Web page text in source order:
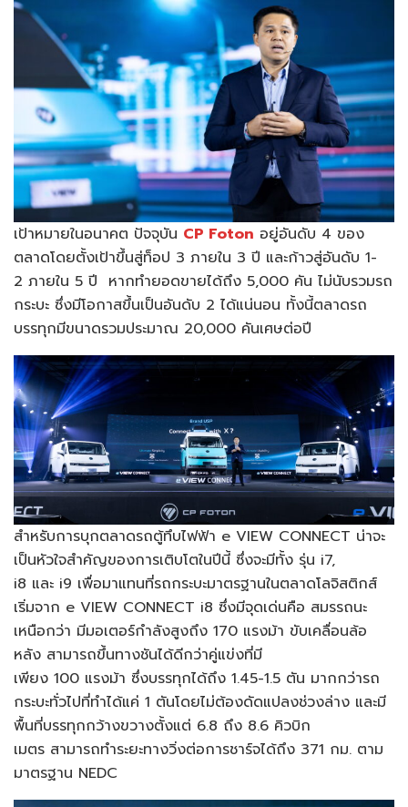
เป้าหมายในอนาคต ปัจจุบัน CP Foton อยู่อันดับ 4 ของ
ตลาดโดยตั้งเป้าขึ้นสู่ท็อป 3 ภายใน 3 ปี และก้าวสู่อันดับ 1-
2 ภายใน 5 ปี หากทำยอดขายได้ถึง 5,000 คัน ไม่นับรวมรถ
กระบะ ซึ่งมีโอกาสขึ้นเป็นอันดับ 2 ได้แน่นอน ทั้งนี้ตลาดรถ
บรรทุกมีขนาดรวมประมาณ 20,000 คันเศษต่อปี
สำหรับการบุกตลาดรถตู้ทึบไฟฟ้า e VIEW CONNECT น่าจะ
เป็นหัวใจสำคัญของการเติบโตในปีนี้ ซึ่งจะมีทั้ง รุ่น i7,
i8 และ i9 เพื่อมาแทนที่รถกระบะมาตรฐานในตลาดโลจิสติกส์
เริ่มจาก e VIEW CONNECT i8 ซึ่งมีจุดเด่นคือ สมรรถนะ
เหนือกว่า มีมอเตอร์กำลังสูงถึง 170 แรงม้า ขับเคลื่อนล้อ
หลัง สามารถขึ้นทางชันได้ดีกว่าคู่แข่งที่มี
เพียง 100 แรงม้า ซึ่งบรรทุกได้ถึง 1.45-1.5 ตัน มากกว่ารถ
กระบะทั่วไปที่ทำได้แค่ 1 ตันโดยไม่ต้องดัดแปลงช่วงล่าง และมี
พื้นที่บรรทุกกว้างขวางตั้งแต่ 6.8 ถึง 8.6 คิวบิก
เมตร สามารถทำระยะทางวิ่งต่อการชาร์จได้ถึง 371 กม. ตาม
มาตรฐาน NEDC